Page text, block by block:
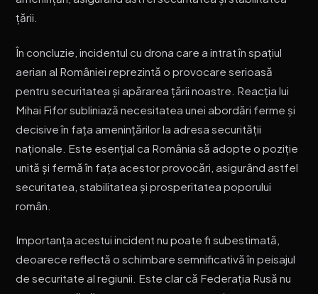
țării.
În concluzie, incidentul cu drona care a intrat în spațiul
aerian al României reprezintă o provocare serioasă
pentru securitatea și apărarea țării noastre. Reacția lui
Mihai Fifor subliniază necesitatea unei abordări ferme și
decisive în fața amenințărilor la adresa securității
naționale. Este esențial ca România să adopte o poziție
unită și fermă în fața acestor provocări, asigurând astfel
securitatea, stabilitatea și prosperitatea poporului
român.
Importanța acestui incident nu poate fi subestimată,
deoarece reflectă o schimbare semnificativă în peisajul
de securitate al regiunii. Este clar că Federația Rusă nu